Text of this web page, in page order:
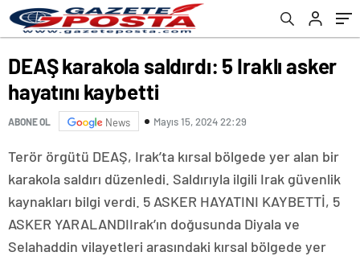
DEAŞ karakola saldırdı: 5 Iraklı asker
hayatını kaybetti
ABONE OL News Mayıs 15, 2024 22:29
Terör örgütü DEAŞ, Irak’ta kırsal bölgede yer alan bir
karakola saldırı düzenledi. Saldırıyla ilgili Irak güvenlik
kaynakları bilgi verdi. 5 ASKER HAYATINI KAYBETTİ, 5
ASKER YARALANDIIrak’ın doğusunda Diyala ve
Selahaddin vilayetleri arasındaki kırsal bölgede yer